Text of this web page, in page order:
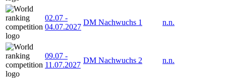
02.07 -
04.07.2027
DM Nachwuchs 1 n.n.
09.07 -
11.07.2027
DM Nachwuchs 2 n.n.